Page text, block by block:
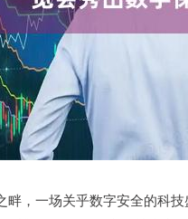
，一场关乎数字安全的科技
200.89 1.42%